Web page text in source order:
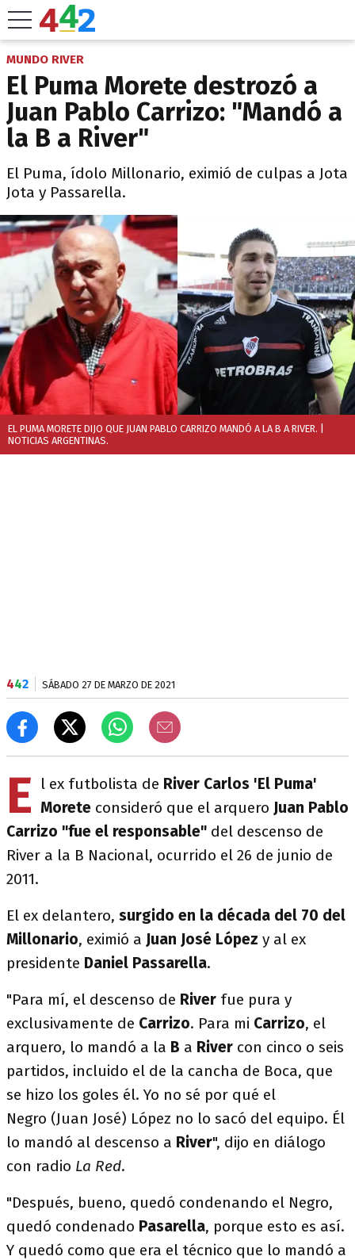
MUNDO RIVER
El Puma Morete destrozó a
Juan Pablo Carrizo: "Mandó a
la B a River"
El Puma, ídolo Millonario, eximió de culpas a Jota
Jota y Passarella.
EL PUMA MORETE DIJO QUE JUAN PABLO CARRIZO MANDÓ A LA B A RIVER.
NOTICIAS ARGENTINAS.
442 SÁBADO 27 DE MARZO DE 2021
E l ex futbolista de River Carlos 'El Puma'
Morete consideró que el arquero Juan Pablo
Carrizo "fue el responsable" del descenso de
River a la B Nacional, ocurrido el 26 de junio de
2011.
El ex delantero, surgido en la década del 70 del
Millonario, eximió a Juan José López y al ex
presidente Daniel Passarella.
"Para mí, el descenso de River fue pura y
exclusivamente de Carrizo. Para mi Carrizo, el
arquero, lo mandó a la B a River con cinco o seis
partidos, incluido el de la cancha de Boca, que
se hizo los goles él. Yo no sé por qué el
Negro (Juan José) López no lo sacó del equipo. Él
lo mandó al descenso a River", dijo en diálogo
con radio La Red.
"Después, bueno, quedó condenando el Negro,
quedó condenado Pasarella, porque esto es así.
Y quedó como que era el técnico que lo mandó a